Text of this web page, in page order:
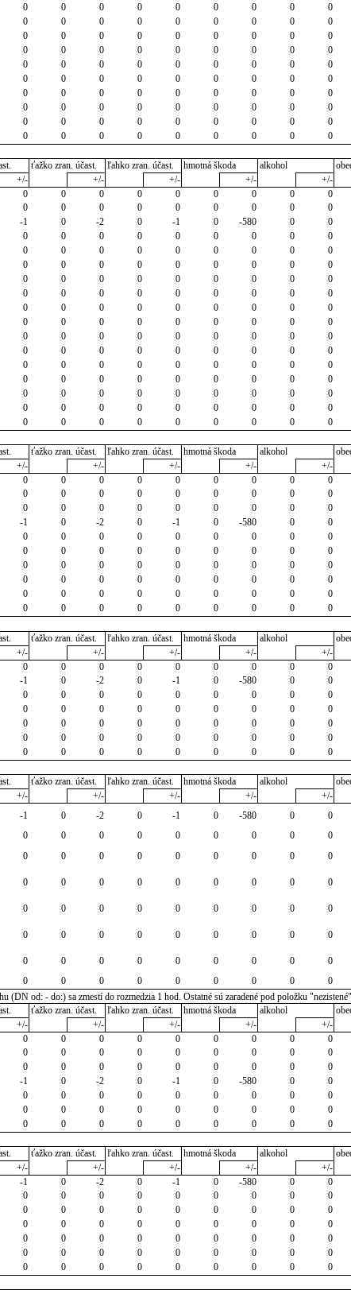
0 0 0 0 0 0 0 0 0
0 0 0 0 0 0 0 0 0
0 0 0 0 0 0 0 0 0
0 0 0 0 0 0 0 0 0
0 0 0 0 0 0 0 0 0
0 0 0 0 0 0 0 0 0
0 0 0 0 0 0 0 0 0
0 0 0 0 0 0 0 0 0
0 0 0 0 0 0 0 0 0
0 0 0 0 0 0 0 0 0
ťažko zran. účast. ľahko zran. účast. hmotná škoda alkohol
+/- +/- +/- +/- +/-
0 0 0 0 0 0 0 0 0
0 0 0 0 0 0 0 0 0
-1 0 -2 0 -1 0 -580 0 0
0 0 0 0 0 0 0 0 0
0 0 0 0 0 0 0 0 0
0 0 0 0 0 0 0 0 0
0 0 0 0 0 0 0 0 0
0 0 0 0 0 0 0 0 0
0 0 0 0 0 0 0 0 0
0 0 0 0 0 0 0 0 0
0 0 0 0 0 0 0 0 0
0 0 0 0 0 0 0 0 0
0 0 0 0 0 0 0 0 0
0 0 0 0 0 0 0 0 0
0 0 0 0 0 0 0 0 0
0 0 0 0 0 0 0 0 0
0 0 0 0 0 0 0 0 0
ťažko zran. účast. ľahko zran. účast. hmotná škoda alkohol
+/- +/- +/- +/- +/-
0 0 0 0 0 0 0 0 0
0 0 0 0 0 0 0 0 0
0 0 0 0 0 0 0 0 0
-1 0 -2 0 -1 0 -580 0 0
0 0 0 0 0 0 0 0 0
0 0 0 0 0 0 0 0 0
0 0 0 0 0 0 0 0 0
0 0 0 0 0 0 0 0 0
0 0 0 0 0 0 0 0 0
0 0 0 0 0 0 0 0 0
ťažko zran. účast. ľahko zran. účast. hmotná škoda alkohol
+/- +/- +/- +/- +/-
0 0 0 0 0 0 0 0 0
-1 0 -2 0 -1 0 -580 0 0
0 0 0 0 0 0 0 0 0
0 0 0 0 0 0 0 0 0
0 0 0 0 0 0 0 0 0
0 0 0 0 0 0 0 0 0
0 0 0 0 0 0 0 0 0
ťažko zran. účast. ľahko zran. účast. hmotná škoda alkohol
+/- +/- +/- +/- +/-
-1 0 -2 0 -1 0 -580 0 0
0 0 0 0 0 0 0 0 0
0 0 0 0 0 0 0 0 0
0 0 0 0 0 0 0 0 0
0 0 0 0 0 0 0 0 0
0 0 0 0 0 0 0 0 0
0 0 0 0 0 0 0 0 0
0 0 0 0 0 0 0 0 0
(DN od: - do:) sa zmestí do rozmedzia 1 hod. Ostatné sú zaradené pod položku "nezistené"
ťažko zran. účast. ľahko zran. účast. hmotná škoda alkohol
+/- +/- +/- +/- +/-
0 0 0 0 0 0 0 0 0
0 0 0 0 0 0 0 0 0
0 0 0 0 0 0 0 0 0
-1 0 -2 0 -1 0 -580 0 0
0 0 0 0 0 0 0 0 0
0 0 0 0 0 0 0 0 0
0 0 0 0 0 0 0 0 0
ťažko zran. účast. ľahko zran. účast. hmotná škoda alkohol
+/- +/- +/- +/- +/-
-1 0 -2 0 -1 0 -580 0 0
0 0 0 0 0 0 0 0 0
0 0 0 0 0 0 0 0 0
0 0 0 0 0 0 0 0 0
0 0 0 0 0 0 0 0 0
0 0 0 0 0 0 0 0 0
0 0 0 0 0 0 0 0 0